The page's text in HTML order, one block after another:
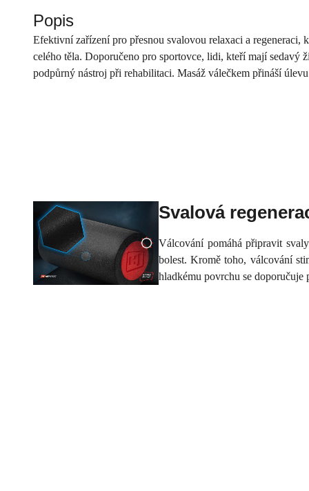
Popis
Efektivní zařízení pro přesnou svalovou relaxaci a regeneraci,
celého těla. Doporučeno pro sportovce, lidi, kteří mají sedavý
podpůrný nástroj při rehabilitaci. Masáž válečkem přináší
Svalová
Válcování pomáhá připravit
bolest. Kromě toho, válcování
hladkému povrchu se doporučuje